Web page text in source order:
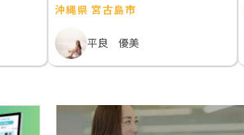
沖縄県 宮古島市
平良 優美